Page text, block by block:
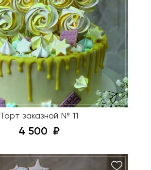
Торт заказной № 11
4 500